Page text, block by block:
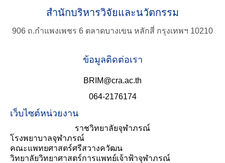
สำนักบริหารวิจัยและนวัตกรรม
906 ถ.กำแพงเพชร 6 ตลาดบางเขน หลักสี่ กรุงเทพฯ 10210
ข้อมูลติดต่อเรา
BRIM@cra.ac.th
064-2176174
เว็บไซต์หน่วยงาน
ราชวิทยาลัยจุฬาภรณ์
โรงพยาบาลจุฬาภรณ์
คณะแพทยศาสตร์ศรีสวางควัฒน
วิทยาลัยวิทยาศาสตร์การแพทย์เจ้าฟ้าจุฬาภรณ์